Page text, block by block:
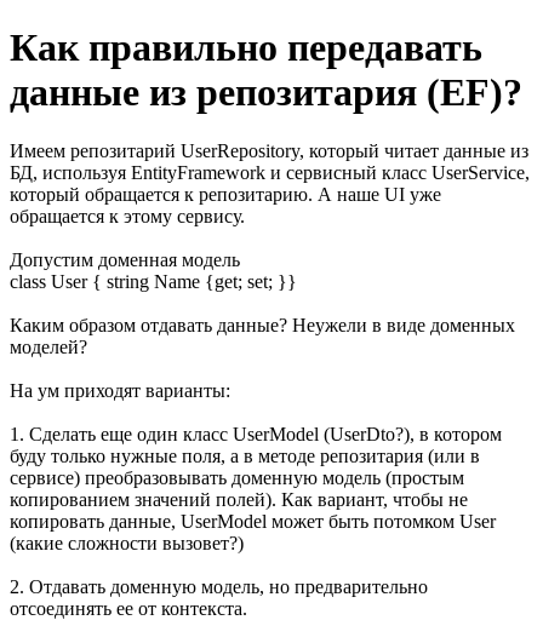
Как правильно передавать
данные из репозитария (EF)?
Имеем репозитарий UserRepository, который читает данные из
БД, используя EntityFramework и сервисный класс UserService,
который обращается к репозитарию. А наше UI уже
обращается к этому сервису.
Допустим доменная модель
class User { string Name {get; set; }}
Каким образом отдавать данные? Неужели в виде доменных
моделей?
На ум приходят варианты:
1. Сделать еще один класс UserModel (UserDto?), в котором
буду только нужные поля, а в методе репозитария (или в
сервисе) преобразовывать доменную модель (простым
копированием значений полей). Как вариант, чтобы не
копировать данные, UserModel может быть потомком User
(какие сложности вызовет?)
2. Отдавать доменную модель, но предварительно
отсоединять ее от контекста.